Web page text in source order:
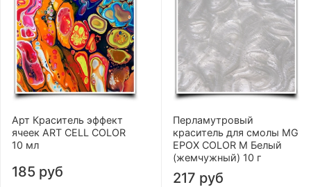
Арт Краситель эффект
ячеек ART CELL COLOR
10 мл
185 руб
Перламутровый
краситель для смолы MG
EPOX COLOR M Белый
(жемчужный) 10 г
217 руб